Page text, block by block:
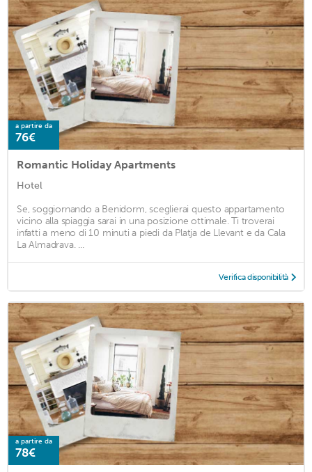
a partire da
76€
Romantic Holiday Apartments
Hotel
Se, soggiornando a Benidorm, sceglierai questo appartamento
vicino alla spiaggia sarai in una posizione ottimale. Ti troverai
infatti a meno di 10 minuti a piedi da Platja de Llevant e da Cala
La Almadrava. ...
Verifica disponibilità
a partire da
78€